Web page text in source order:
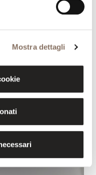
Mostra dettagli